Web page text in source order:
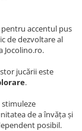
accentul pus
de dezvoltare al
Jocolino.ro.
jucării este
.
stimuleze
de a învăța și
posibil.